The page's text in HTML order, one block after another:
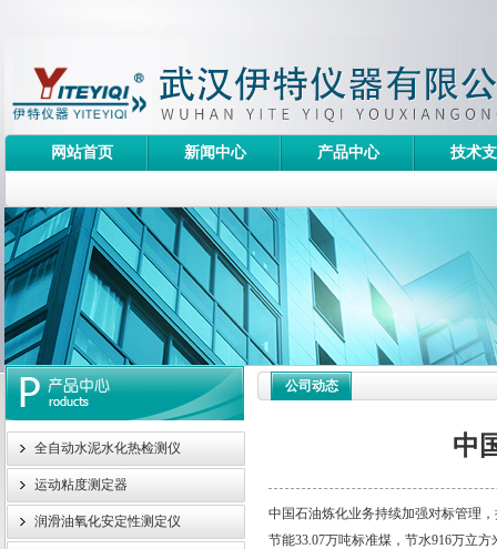
网站首页 新闻中心 产品中心 技术
公司动态
中
中国石油炼化业务持续加强对标管理
节能33.07万吨标准煤，节水916万立
全自动水泥水化热检测仪
运动粘度测定器
润滑油氧化安定性测定仪